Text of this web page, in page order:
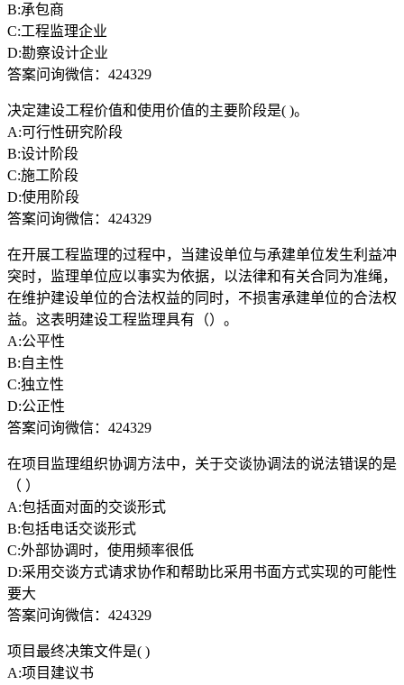
B:承包商
C:工程监理企业
D:勘察设计企业
答案问询微信：424329
决定建设工程价值和使用价值的主要阶段是( )。
A:可行性研究阶段
B:设计阶段
C:施工阶段
D:使用阶段
答案问询微信：424329
在开展工程监理的过程中，当建设单位与承建单位发生利益冲
突时，监理单位应以事实为依据，以法律和有关合同为准绳，
在维护建设单位的合法权益的同时，不损害承建单位的合法权
益。这表明建设工程监理具有（）。
A:公平性
B:自主性
C:独立性
D:公正性
答案问询微信：424329
在项目监理组织协调方法中，关于交谈协调法的说法错误的是
（ ）
A:包括面对面的交谈形式
B:包括电话交谈形式
C:外部协调时，使用频率很低
D:采用交谈方式请求协作和帮助比采用书面方式实现的可能性
要大
答案问询微信：424329
项目最终决策文件是( )
A:项目建议书